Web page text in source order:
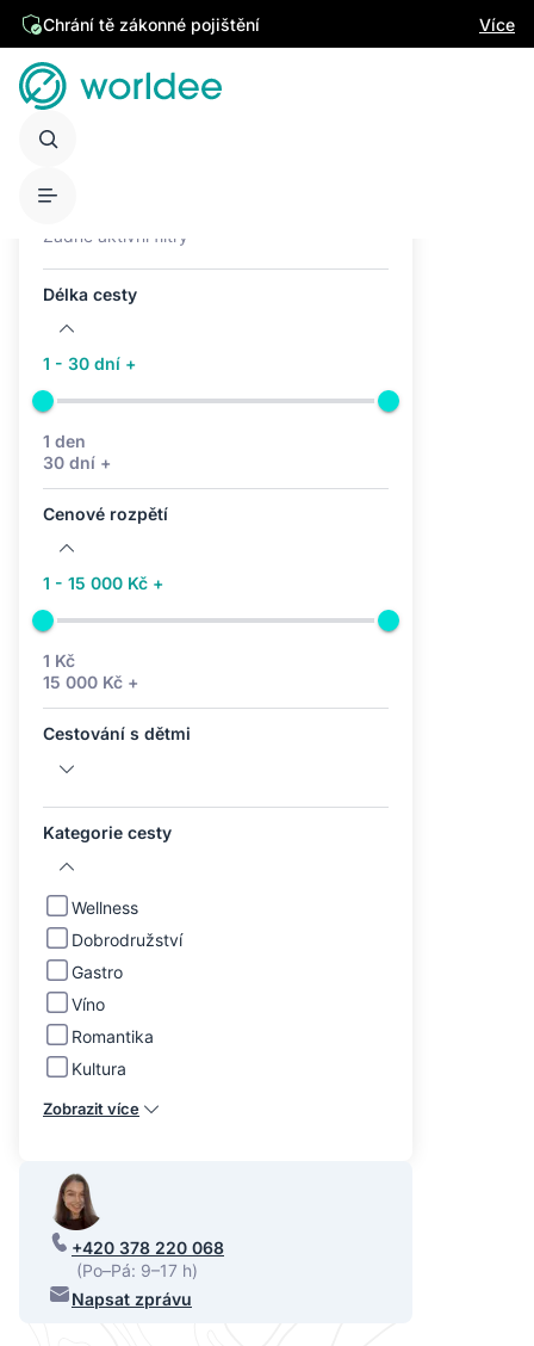
Chrání tě zákonné pojištění Více
Žádné aktivní filtry
Délka cesty
1 - 30 dní +
1 den
30 dní +
Cenové rozpětí
1 - 15 000 Kč +
1 Kč
15 000 Kč +
Cestování s dětmi
Kategorie cesty
Wellness
Dobrodružství
Gastro
Víno
Romantika
Kultura
Zobrazit více
+420 378 220 068
(Po–Pá: 9–17 h)
Napsat zprávu